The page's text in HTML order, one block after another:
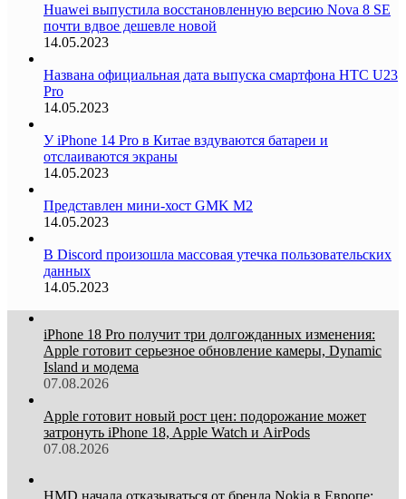
Huawei выпустила восстановленную версию Nova 8 SE
почти вдвое дешевле новой
14.05.2023
Названа официальная дата выпуска смартфона HTC U23
Pro
14.05.2023
У iPhone 14 Pro в Китае вздуваются батареи и
отслаиваются экраны
14.05.2023
Представлен мини-хост GMK M2
14.05.2023
В Discord произошла массовая утечка пользовательских
данных
14.05.2023
iPhone 18 Pro получит три долгожданных изменения:
Apple готовит серьезное обновление камеры, Dynamic
Island и модема
07.08.2026
Apple готовит новый рост цен: подорожание может
затронуть iPhone 18, Apple Watch и AirPods
07.08.2026
HMD начала отказываться от бренда Nokia в Европе: